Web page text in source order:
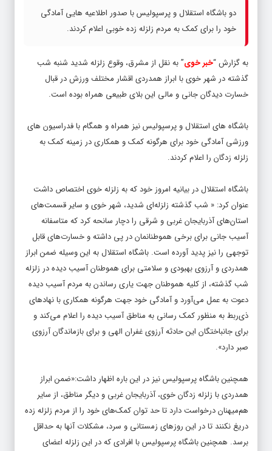
دو باشگاه استقلال و پرسپولیس با صدور اطلاعیه هایی آمادگی
خود را برای کمک به مردم زلزله زده خوبی اعلام کردند.
به گزارش “خبر خوی” به نقل از مشرق، وقوع زلزله شدید شنبه شب
گذشته در شهر خوی با ابراز همدردی اقشار مختلف ورزش در قبال
خسارت دیدگان جانی و مالی این بلای طبیعی همراه بوده است.
باشگاه های استقلال و پرسپولیس نیز همراه و همگام با فدراسیون های
ورزشی آمادگی خود برای هرگونه کمک و همکاری در زمینه کمک به
زلزله زدگان را اعلام کردند.
باشگاه استقلال در بیانیه امروز خود که به زلزله خوی اختصاص داشت
عنوان کرد: « شب گذشته زلزله‌ای شدید، شهر خوی و سایر قسمت‌های
استان‌های آذربایجان غربی و شرقی را دچار سانحه کرد که متاسفانه
آسیب جانی برای برخی هموطنانمان در پی داشته و خسارت‌های ‌قابل
توجهی را نیز پدید آورده است. باشگاه استقلال به این وسیله ضمن ابراز
همدردی و آرزوی بهبودی و سلامتی برای هموطنان آسیب دیده در زلزله
شب گذشته، از کلیه هموطنان جهت یاری رساندن به مردم آسیب دیده
دعوت به عمل می‌آورد و آمادگی خود جهت هرگونه همکاری با نهادهای
ذی‌ربط به منظور کمک رسانی به مناطق آسیب دیده را اعلام می‌کند و
برای جانباختگان این حادثه آرزوی غفران الهی و برای بازماندگان آرزوی
صبر دارد».
همچنین باشگاه پرسپولیس نیز در این باره اظهار داشت:«ضمن ابراز
همدردی با زلزله زدگان خوی، آذربایجان غربی و دیگر مناطق، از سایر
هم‌میهنان درخواست دارد تا حد توان کمک‌های خود را از مردم زلزله زده
دریغ نکنند تا در این روزهای زمستانی و سرد، مشکلات آنها به حداقل
برسد. همچنین باشگاه پرسپولیس با افرادی که در این زلزله اعضای